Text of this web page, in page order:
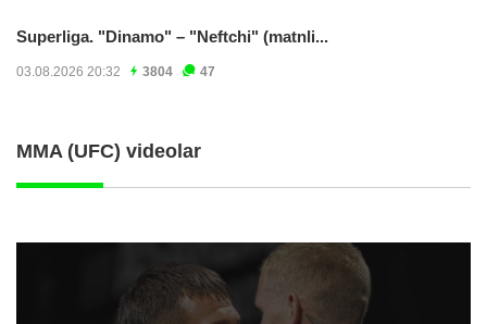
Superliga. "Dinamo" – "Neftchi" (matnli...
03.08.2026 20:32 3804 47
MMA (UFC) videolar